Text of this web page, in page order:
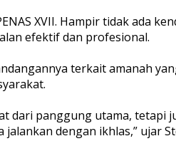
XVII. Hampir tidak ada
efektif dan profesional.
terkait amanah
dari panggung utama,
dengan ikhlas,” ujar